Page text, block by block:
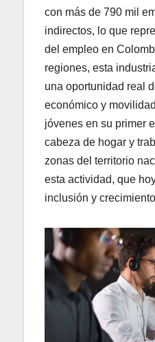
con más de 790 mil
indirectos, lo que
del empleo en
regiones, esta
una oportunidad real
económico y
jóvenes en su primer
cabeza de hogar y
zonas del territorio
esta actividad, que
inclusión y